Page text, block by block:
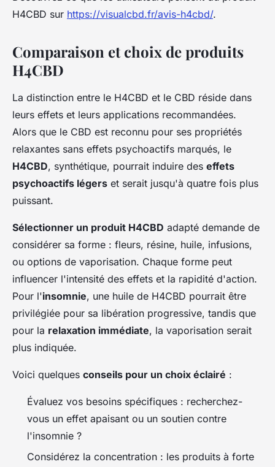
H4CBD sur https://visualcbd.fr/avis-h4cbd/.
Comparaison et choix de produits
H4CBD
La distinction entre le H4CBD et le CBD réside dans
leurs effets et leurs applications recommandées.
Alors que le CBD est reconnu pour ses propriétés
relaxantes sans effets psychoactifs marqués, le
H4CBD, synthétique, pourrait induire des effets
psychoactifs légers et serait jusqu'à quatre fois plus
puissant.
Sélectionner un produit H4CBD adapté demande de
considérer sa forme : fleurs, résine, huile, infusions,
ou options de vaporisation. Chaque forme peut
influencer l'intensité des effets et la rapidité d'action.
Pour l'insomnie, une huile de H4CBD pourrait être
privilégiée pour sa libération progressive, tandis que
pour la relaxation immédiate, la vaporisation serait
plus indiquée.
Voici quelques conseils pour un choix éclairé :
Évaluez vos besoins spécifiques : recherchez-
vous un effet apaisant ou un soutien contre
l'insomnie ?
Considérez la concentration : les produits à forte